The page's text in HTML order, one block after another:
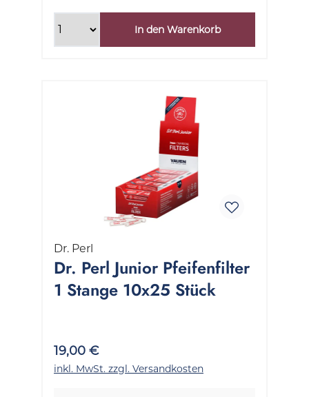
In den Warenkorb
Dr. Perl
Dr. Perl Junior Pfeifenfilter
1 Stange 10x25 Stück
19,00 €
inkl. MwSt. zzgl. Versandkosten